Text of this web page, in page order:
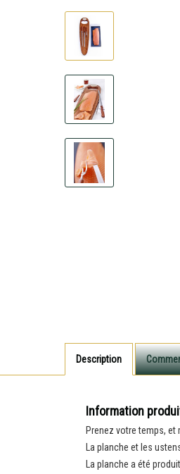
Description
Information
Prenez votre temps,
La planche et les
La planche a été